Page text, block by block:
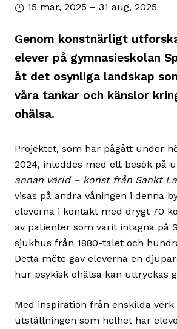
15 mar, 2025 – 31 aug, 2025
Genom konstnärligt
elever på gymnasieskolan
åt det osynliga landskap
våra tankar och känslor
ohälsa.
Projektet, som har pågått under
2024, inleddes med ett besök på
annan värld – konst från Sankt
visas på andra våningen i denna
eleverna i kontakt med drygt 70
av patienter som varit intagna på
sjukhus från 1880-talet och
Detta möte gav eleverna en
hur psykisk ohälsa kan uttryckas
Med inspiration från enskilda
utställningen som helhet har